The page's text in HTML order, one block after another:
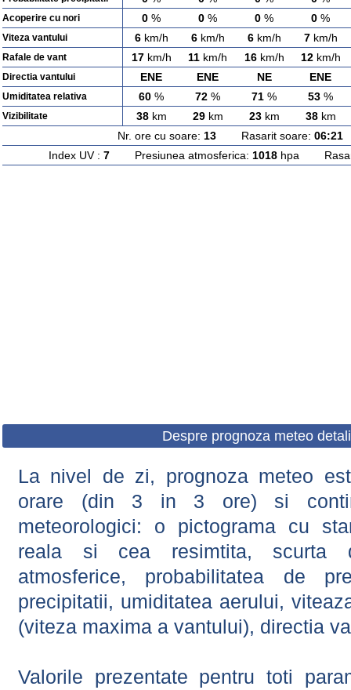
Acoperire cu nori 0 % 0 % 0 % 0 %
Viteza vantului 6km/h 6km/h 6km/h 7km/h
Rafale de vant 17km/h 11 km/h 16km/h 12km/h
Directia vantului ENE ENE NE ENE
Umiditatea relativa 60 % 72 % 71 % 53 %
Vizibilitate 38km 29km 23km 38km
Nr. ore cu soare: 13Rasarit soare: 06:21
Index UV : 7Presiunea atmosferica: 1018hpa
Despre prognoza meteo
La nivel de zi, prognoza meteo
orare (din 3 in 3 ore) si
meteorologici: o pictograma cu
reala si cea resimtita, scurta
atmosferice, probabilitatea de
precipitatii, umiditatea aerului,
(viteza maxima a vantului), directia
Valorile prezentate pentru toti